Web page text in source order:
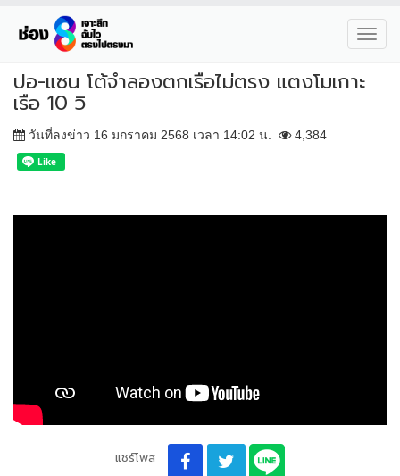
ปอ-แซน โต้จำลองตกเรือไม่ตรง แตงโมเกาะ
เรือ 10 วิ
วันที่ลงข่าว 16 มกราคม 2568 เวลา 14:02 น. 4,384
แชร์โพส